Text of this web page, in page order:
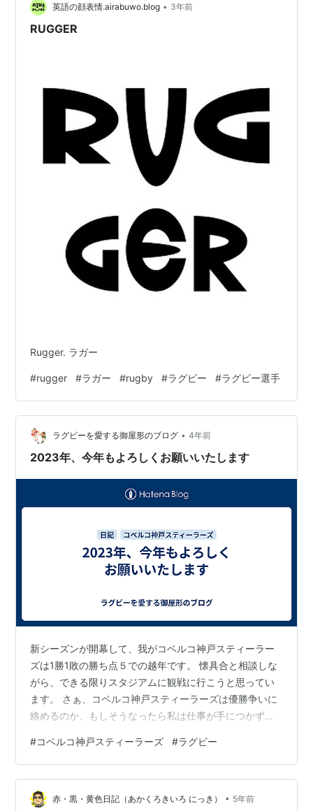
英語の顔表情.airabuwo.blog • 3年前
RUGGER
Rugger. ラガー
#rugger #ラガー #rugby #ラグビー #ラグビー選手
ラグビーを愛する御屋形のブログ • 4年前
2023年、今年もよろしくお願いいたします
新シーズンが開幕して、我がコベルコ神戸スティーラー
ズは1勝1敗の勝ち点５での越年です。 懐具合と相談しな
がら、できる限りスタジアムに観戦に行こうと思ってい
ます。 さぁ、コベルコ神戸スティーラーズは優勝争いに
絡めるのか、もしそうなったら私は仕事が手につかず、
う。 リンク また、今年はワールドカップイヤー。 我が
コベルコ神戸スティーラーズから選ばれている選手の活
躍を大いに期待しています。
#コベルコ神戸スティーラーズ #ラグビー
赤・黒・黄色日記（あかくろきいろ にっき） • 5年前